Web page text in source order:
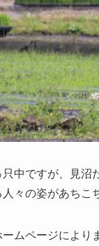
中ですが、見
々の姿があちこ
ムページにより